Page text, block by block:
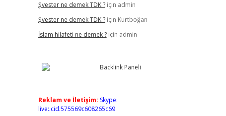
Şvester ne demek TDK ?için admin
Şvester ne demek TDK ?için Kurtboğan
İslam hilafeti ne demek ?için admin
Reklam ve İletişim: Skype:
live:.cid.575569c608265c69